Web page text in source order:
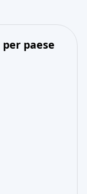
per paese